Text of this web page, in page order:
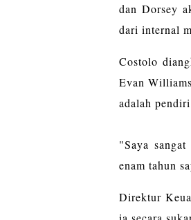
dan Dorsey
dari internal
Costolo
Evan
adalah
"Saya
enam tahun
Direktur